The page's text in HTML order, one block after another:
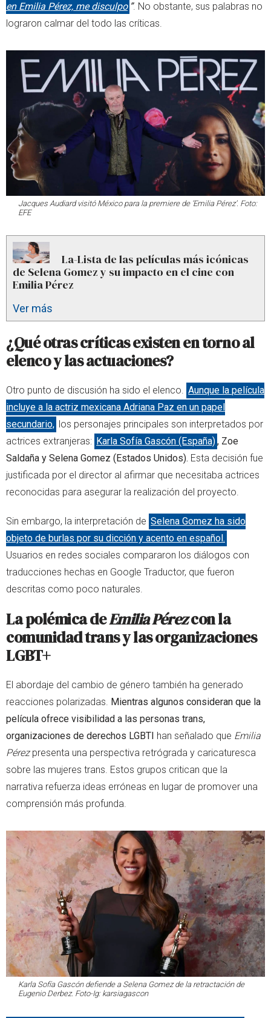
en Emilia Pérez, me disculpo ”. No obstante, sus palabras no
lograron calmar del todo las críticas.
Jacques Audiard visitó México para la premiere de ‘Emilia Pérez’. Foto:
EFE
La-Lista de las películas más icónicas
de Selena Gomez y su impacto en el cine con
Emilia Pérez
Ver más
¿Qué otras críticas existen en torno al
elenco y las actuaciones?
Otro punto de discusión ha sido el elenco. Aunque la película
incluye a la actriz mexicana Adriana Paz en un papel
secundario, los personajes principales son interpretados por
actrices extranjeras: Karla Sofía Gascón (España), Zoe
Saldaña y Selena Gomez (Estados Unidos). Esta decisión fue
justificada por el director al afirmar que necesitaba actrices
reconocidas para asegurar la realización del proyecto.
Sin embargo, la interpretación de Selena Gomez ha sido
objeto de burlas por su dicción y acento en español.
Usuarios en redes sociales compararon los diálogos con
traducciones hechas en Google Traductor, que fueron
descritas como poco naturales.
La polémica deEmilia Pérezcon la
comunidad trans y las organizaciones
LGBT+
El abordaje del cambio de género también ha generado
reacciones polarizadas. Mientras algunos consideran que la
película ofrece visibilidad a las personas trans,
organizaciones de derechos LGBTI han señalado que Emilia
Pérezpresenta una perspectiva retrógrada y caricaturesca
sobre las mujeres trans. Estos grupos critican que la
narrativa refuerza ideas erróneas en lugar de promover una
comprensión más profunda.
Karla Sofía Gascón defiende a Selena Gomez de la retractación de
Eugenio Derbez. Foto-Ig: karsiagascon